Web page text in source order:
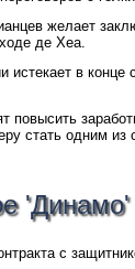
желает
де Хеа.
истекает в
повысить
стать одним
'Динамо'
с